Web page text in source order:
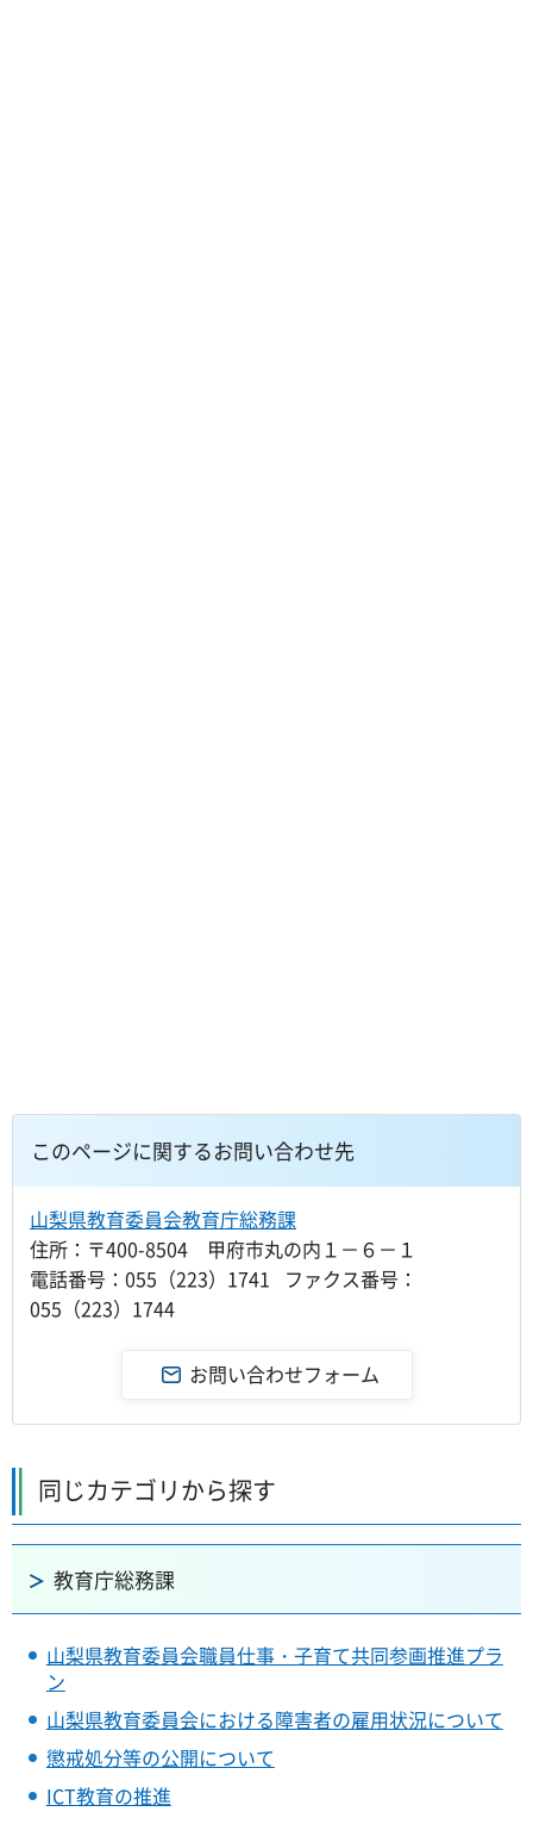
このページに関するお問い合わせ先
山梨県教育委員会教育庁総務課
住所：〒400-8504 甲府市丸の内１－６－１
電話番号：055（223）1741 ファクス番号：
055（223）1744
同じカテゴリから探す
教育庁総務課
山梨県教育委員会職員仕事・子育て共同参画推進プラ
ン
山梨県教育委員会における障害者の雇用状況について
懲戒処分等の公開について
ICT教育の推進